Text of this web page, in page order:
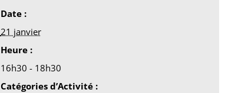
Date :
21 janvier
Heure :
16h30 - 18h30
Catégories d’Activité :